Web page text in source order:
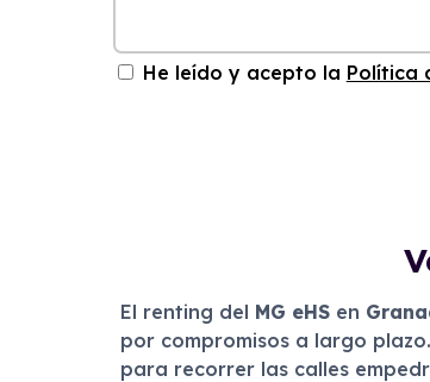
He leído y acepto la Política
El renting del MG eHSen
por compromisos a largo
para recorrer las calles